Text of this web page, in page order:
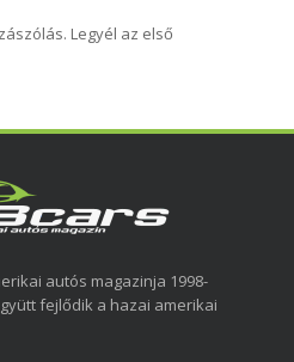
Legyél az első
autós magazinja 1998-
fejlődik a hazai amerikai